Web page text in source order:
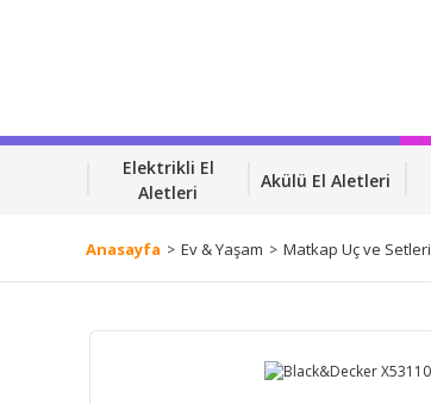
Elektrikli El
Aletleri
Akülü El Aletleri
Anasayfa Ev & Yaşam Matkap Uç ve Setleri